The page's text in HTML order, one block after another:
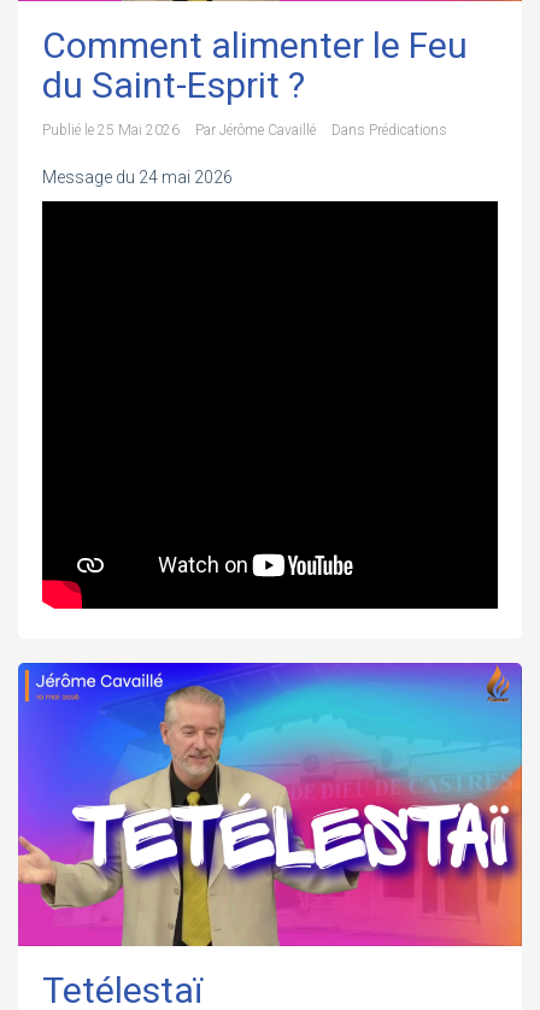
Comment alimenter le Feu
du Saint-Esprit ?
Publié le 25 Mai 2026 Par Jérôme Cavaillé Dans Prédications
Message du 24 mai 2026
Tetélestaï